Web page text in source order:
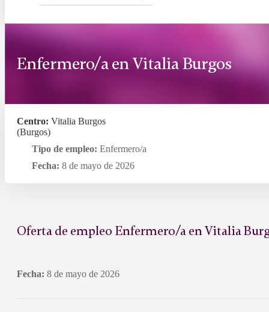
Enfermero/a en Vitalia Burgos
Centro: Vitalia Burgos
(Burgos)
Tipo de empleo: Enfermero/a
Fecha: 8 de mayo de 2026
Oferta de empleo Enfermero/a en Vitalia
Fecha: 8 de mayo de 2026